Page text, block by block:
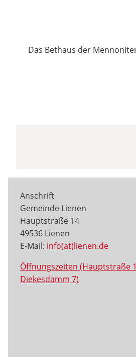
Das Bethaus der
Anschrift
Gemeinde Lienen
Hauptstraße 14
49536 Lienen
E-Mail: info(at)lienen.de
Öffnungszeiten (Hauptstraße
Diekesdamm 7)